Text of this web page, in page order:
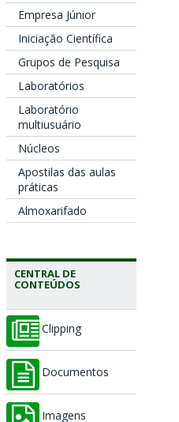
Empresa Júnior
Iniciação Científica
Grupos de Pesquisa
Laboratórios
Laboratório
multiusuário
Núcleos
Apostilas das aulas
práticas
Almoxarifado
CENTRAL DE
CONTEÚDOS
Clipping
Documentos
Imagens